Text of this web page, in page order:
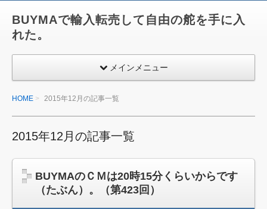
BUYMAで輸入転売して自由の舵を手に入
れた。
メインメニュー
HOME 2015年12月の記事一覧
2015年12月の記事一覧
BUYMAのＣＭは20時15分くらいからです
（たぶん）。（第423回）